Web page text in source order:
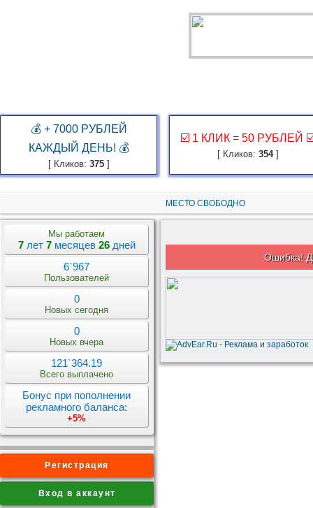
💰 + 7000 РУБЛЕЙ
КАЖДЫЙ ДЕНЬ! 💰
[ Кликов: 375]
☑️ 1 КЛИК = 50 РУБЛЕЙ
[ Кликов: 354]
МЕСТО СВОБОДНО
Мы работаем
7лет 7месяцев 26дней
6`967
Пользователей
0
Новых сегодня
0
Новых вчера
121`364.19
Всего выплачено
Бонус при пополнении
рекламного баланса:
+5%
Регистрация
Вход в аккаунт
Ошибка!